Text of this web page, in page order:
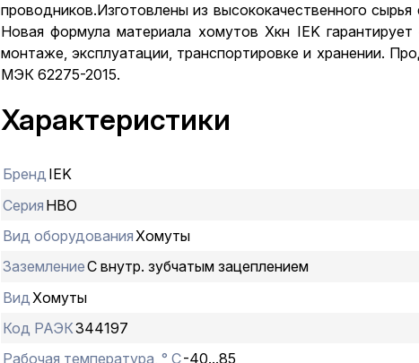
проводников.Изготовлены из высококачественного
Новая формула материала хомутов Хкн IEK
монтаже, эксплуатации, транспортировке и хранении.
МЭК 62275-2015.
Характеристики
Бренд IEK
Серия НВО
Вид оборудования Хомуты
ЗаземлениеС внутр. зубчатым зацеплением
Вид Хомуты
Код РАЭК344197
Рабочая температура, ° С-40...85